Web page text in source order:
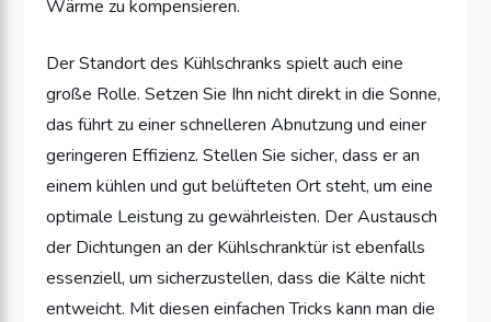
Wärme zu kompensieren.
Der Standort des Kühlschranks spielt auch eine
große Rolle. Setzen Sie Ihn nicht direkt in die Sonne,
das führt zu einer schnelleren Abnutzung und einer
geringeren Effizienz. Stellen Sie sicher, dass er an
einem kühlen und gut belüfteten Ort steht, um eine
optimale Leistung zu gewährleisten. Der Austausch
der Dichtungen an der Kühlschranktür ist ebenfalls
essenziell, um sicherzustellen, dass die Kälte nicht
entweicht. Mit diesen einfachen Tricks kann man die